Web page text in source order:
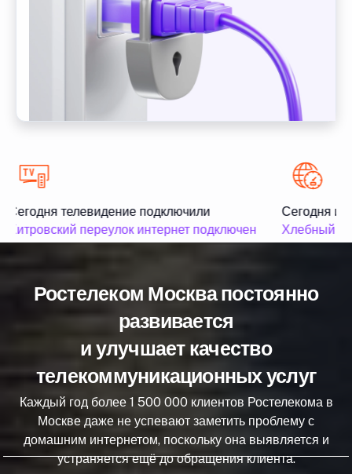
Сегодня телевидение подключили
Хитровский переулок интернет подключен
Сегодня
Хлебный
Ростелеком Москва постоянно
развивается
и улучшает качество
телекоммуникационных услуг
Каждый год более 1 500 000 клиентов Ростелекома в
Москве даже не успевают заметить проблему с
домашним интернетом, поскольку она выявляется и
устраняется ещё до обращения клиента.